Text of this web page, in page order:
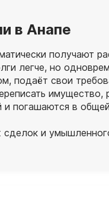
в Анапе
получают
легче, но
подаёт свои
имущество,
погашаются в
и